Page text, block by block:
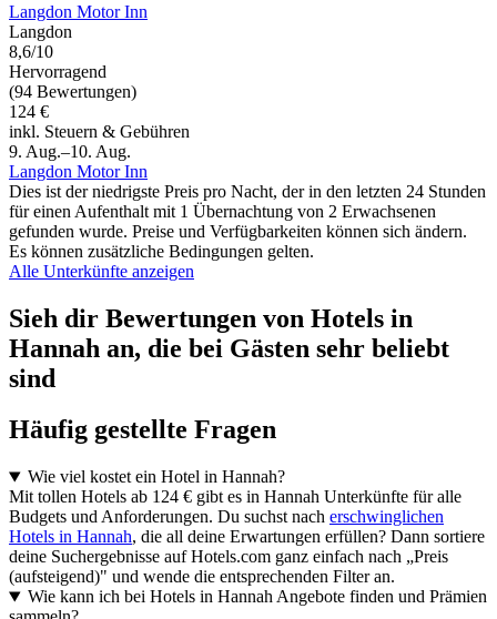
Langdon Motor Inn
Langdon
8,6/10
Hervorragend
(94 Bewertungen)
124 €
inkl. Steuern & Gebühren
9. Aug.–10. Aug.
Langdon Motor Inn
Dies ist der niedrigste Preis pro Nacht, der in den letzten 24 Stunden
für einen Aufenthalt mit 1 Übernachtung von 2 Erwachsenen
gefunden wurde. Preise und Verfügbarkeiten können sich ändern.
Es können zusätzliche Bedingungen gelten.
Alle Unterkünfte anzeigen
Sieh dir Bewertungen von Hotels in
Hannah an, die bei Gästen sehr beliebt
sind
Häufig gestellte Fragen
Wie viel kostet ein Hotel in Hannah?
Mit tollen Hotels ab 124 € gibt es in Hannah Unterkünfte für alle
Budgets und Anforderungen. Du suchst nach erschwinglichen
Hotels in Hannah, die all deine Erwartungen erfüllen? Dann sortiere
deine Suchergebnisse auf Hotels.com ganz einfach nach „Preis
(aufsteigend)" und wende die entsprechenden Filter an.
Wie kann ich bei Hotels in Hannah Angebote finden und Prämien